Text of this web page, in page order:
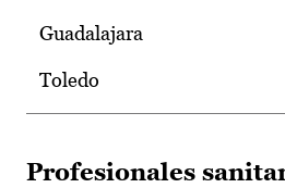
Guadalajara
Toledo
Profesionales